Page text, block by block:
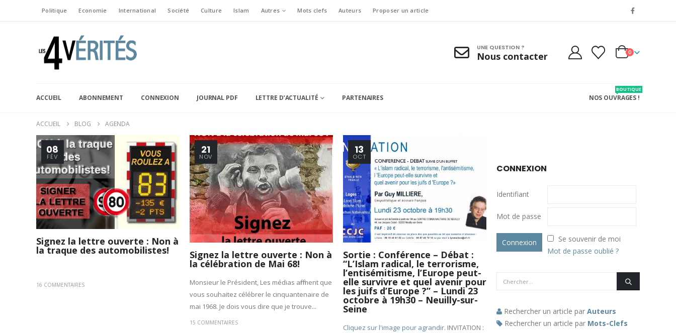
Politique Economie International Société Culture Islam Autres Mots clefs Auteurs Proposer un article
UNE QUESTION ?
Nous contacter 0
ACCUEIL ABONNEMENT CONNEXION JOURNAL PDF LETTRE D’ACTUALITÉ PARTENAIRES NOS OUVRAGES !
BOUTIQUE
ACCUEIL BLOG AGENDA
08
FÉV
Signez la lettre ouverte : Non à
la traque des automobilistes!
16 COMMENTAIRES
21
NOV
Signez la lettre ouverte : Non à
la célébration de Mai 68!
Monsieur le Président, Les médias affirment que
vous souhaitez célébrer le cinquantenaire de
mai 1968. Je dois vous dire que je trouve...
15 COMMENTAIRES
13
OCT
Sortie : Conférence – Débat :
“L’Islam radical, le terrorisme,
l’entisémitisme, l’Europe peut-
elle survivre et quel avenir pour
les juifs d’Europe ?” – Lundi 23
octobre à 19h30 – Neuilly-sur-
Seine
Cliquez sur l'image pour agrandir. INVITATION :
CONNEXION
Identifiant
Mot de passe
Se souvenir de moi
Mot de passe oublié ?
Rechercher un article par Auteurs
Rechercher un article par Mots-Clefs